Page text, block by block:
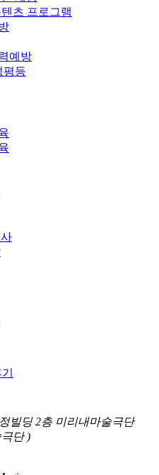
빌딩 2층 미리내마술극단
단 )